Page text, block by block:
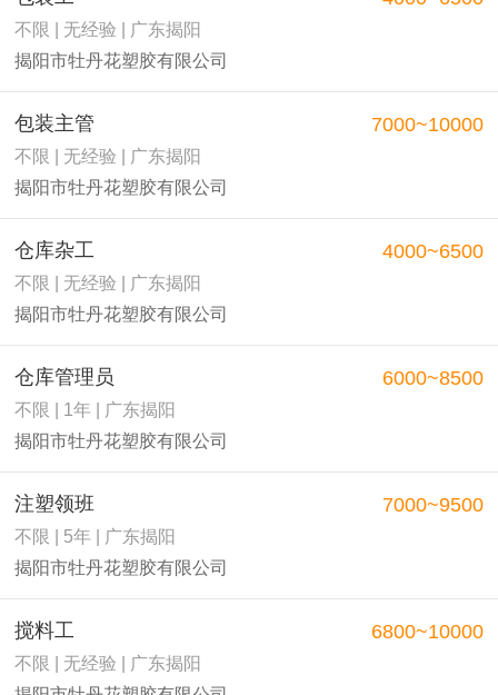
不限 | 无经验 | 广东揭阳
揭阳市牡丹花塑胶有限公司
包装主管
不限 | 无经验 | 广东揭阳
揭阳市牡丹花塑胶有限公司
7000~10000
仓库杂工
不限 | 无经验 | 广东揭阳
揭阳市牡丹花塑胶有限公司
4000~6500
仓库管理员
不限 | 1年 | 广东揭阳
揭阳市牡丹花塑胶有限公司
6000~8500
注塑领班
不限 | 5年 | 广东揭阳
揭阳市牡丹花塑胶有限公司
7000~9500
搅料工
不限 | 无经验 | 广东揭阳
6800~10000